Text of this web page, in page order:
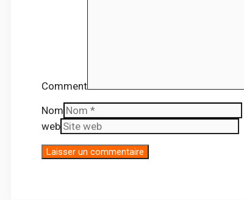
Comment
Nom
web